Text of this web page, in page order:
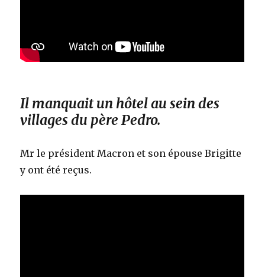
Il manquait un hôtel au sein des
villages du père Pedro.
Mr le président Macron et son épouse Brigitte
y ont été reçus.